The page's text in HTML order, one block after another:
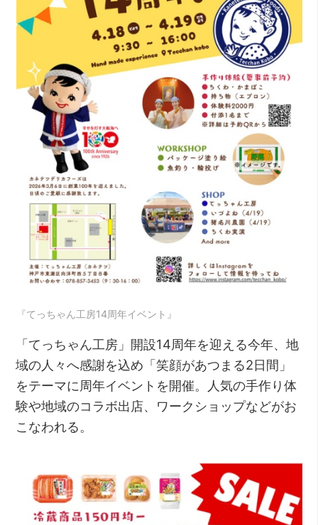
『てっちゃん工房14周年イベント』
「てっちゃん工房」開設14周年を迎える今年、地
域の人々へ感謝を込め「笑顔があつまる2日間」
をテーマに周年イベントを開催。人気の手作り体
験や地域のコラボ出店、ワークショップなどがお
こなわれる。